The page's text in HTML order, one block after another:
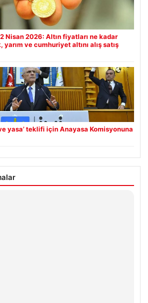
Nisan 2026: Altın fiyatları ne kadar
ve cumhuriyet altını alış satış
yasa’ teklifi için Anayasa Komisyonuna